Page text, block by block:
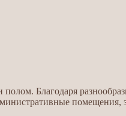
Благодаря
помещения,